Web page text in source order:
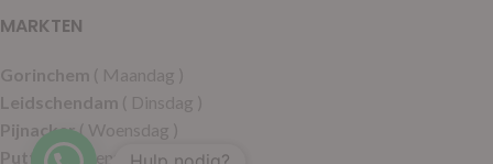
MARKTEN
Gorinchem ( Maandag )
Leidschendam ( Dinsdag )
Pijnacker( Woensdag )
Putten( Woensdag )